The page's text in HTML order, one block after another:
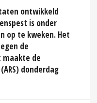
ontwikkeld
is onder
op te kweken. Het
de
de
donderdag